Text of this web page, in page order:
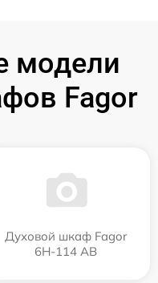
модели
Fagor
Духовой шкаф Fagor
6H-114 AB